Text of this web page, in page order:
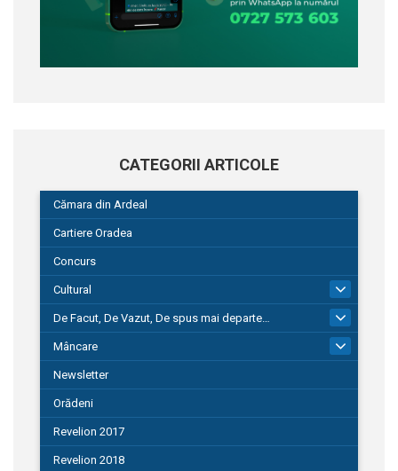
CATEGORII ARTICOLE
Cămara din Ardeal
Cartiere Oradea
Concurs
Cultural
De Facut, De Vazut, De spus mai departe…
580
Mâncare
Newsletter
Orădeni
Revelion 2017
Revelion 2018